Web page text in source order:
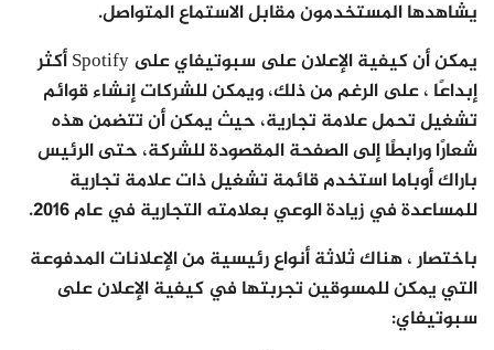
يشاهدها المستخدمون مقابل الاستماع المتواصل.
يمكن أن كيفية الإعلان على سبوتيفاي على Spotify أكثر
إبداعًا ، على الرغم من ذلك، ويمكن للشركات إنشاء قوائم
تشغيل تحمل علامة تجارية، حيث يمكن أن تتضمن هذه
شعارًا ورابطًا إلى الصفحة المقصودة للشركة، حتى الرئيس
باراك أوباما استخدم قائمة تشغيل ذات علامة تجارية
للمساعدة في زيادة الوعي بعلامته التجارية في عام 2016.
باختصار ، هناك ثلاثة أنواع رئيسية من الإعلانات المدفوعة
التي يمكن للمسوقين تجربتها في كيفية الإعلان على
سبوتيفاي: